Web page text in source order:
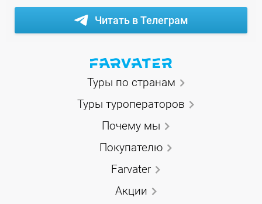
Читать в Телеграм
Туры по странам
Туры туроператоров
Почему мы
Покупателю
Farvater
Акции